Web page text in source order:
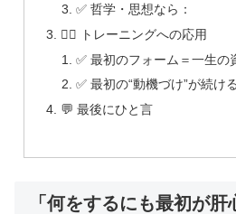
✅ 哲学・思想なら：
🏋️‍♂️ トレーニングへの応用
✅ 最初のフォーム＝一生の
✅ 最初の“動機づけ”が続け
💬 最後にひと言
「何をするにも最初が肝